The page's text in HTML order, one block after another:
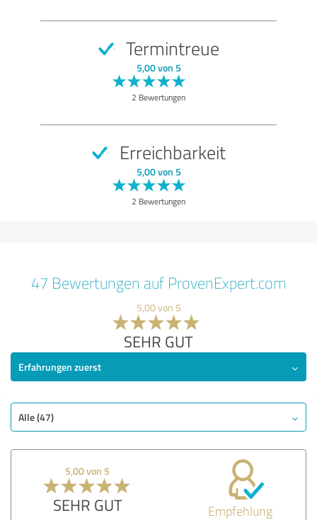
Termintreue
5,00 von 5
2 Bewertungen
Erreichbarkeit
5,00 von 5
2 Bewertungen
47 Bewertungen auf ProvenExpert.com
5,00 von 5
SEHR GUT
Erfahrungen zuerst
Alle (47)
5,00 von 5
SEHR GUT Empfehlung